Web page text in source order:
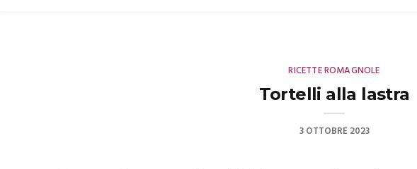
RICETTE ROMAGNOLE
Tortelli alla lastra
3 OTTOBRE 2023